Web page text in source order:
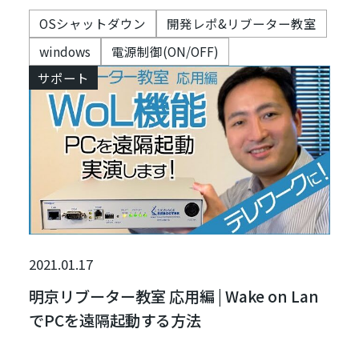
OSシャットダウン
開発レポ&リブーター教室
windows
電源制御(ON/OFF)
サポート
2021.01.17
明京リブーター教室 応用編 | Wake on Lan
でPCを遠隔起動する方法